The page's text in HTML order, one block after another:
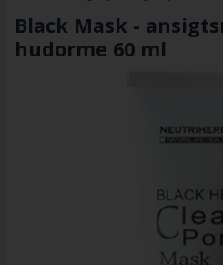
Black Mask -
hudorme 60 ml